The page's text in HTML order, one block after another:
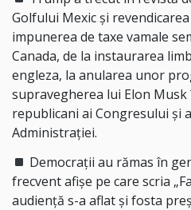
Golfului Mexic și
impunerea de taxe vamale
Canada, de la instaurarea
engleza, la anularea unor
supravegherea lui Elon
republicani ai Congresului și
Administrației.
Democrații au rămas în
frecvent afișe pe care scria
audiență s-a aflat și fosta